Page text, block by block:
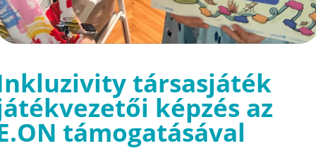
társasjáték
képzés az
támogatásával